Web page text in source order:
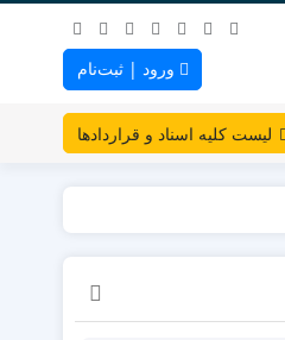
ورود | ثبت‌نام
لیست کلیه اسناد و قراردادها